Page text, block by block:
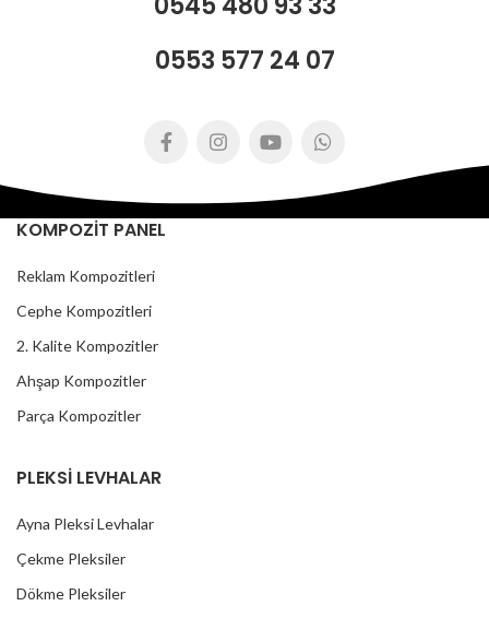
0553 577 24 07
KOMPOZİT PANEL
Reklam Kompozitleri
Cephe Kompozitleri
2. Kalite Kompozitler
Ahşap Kompozitler
Parça Kompozitler
PLEKSİ LEVHALAR
Ayna Pleksi Levhalar
Çekme Pleksiler
Dökme Pleksiler